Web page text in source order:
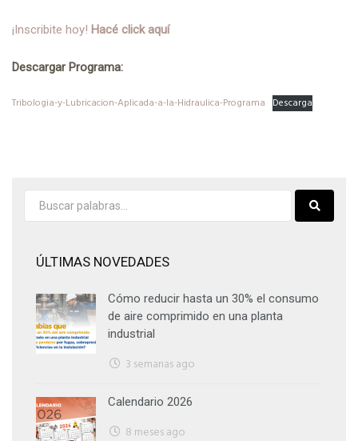
¡Inscribite hoy! Hacé click aquí
Descargar Programa:
Tribologia-y-Lubricacion-Aplicada-a-la-Hidraulica-Programa Descarga
ÚLTIMAS NOVEDADES
Cómo reducir hasta un 30% el consumo
de aire comprimido en una planta
industrial
3 semanas ago
Calendario 2026
8 meses ago